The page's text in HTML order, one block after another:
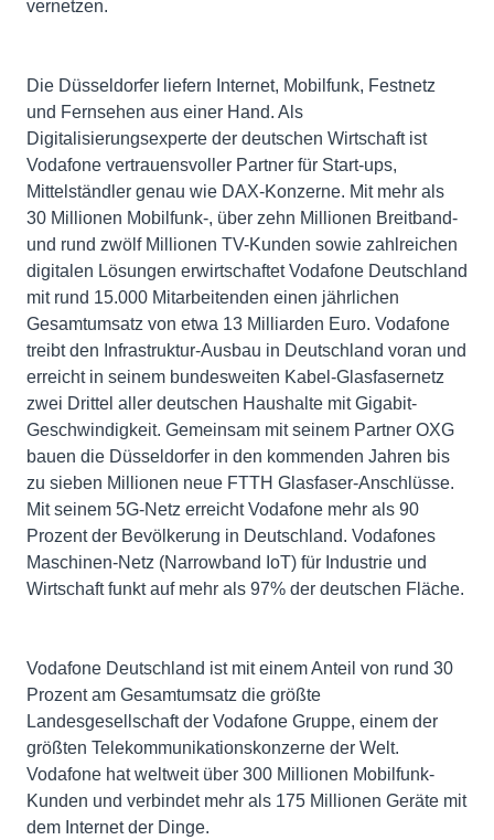
vernetzen.
Die Düsseldorfer liefern Internet, Mobilfunk, Festnetz
und Fernsehen aus einer Hand. Als
Digitalisierungsexperte der deutschen Wirtschaft ist
Vodafone vertrauensvoller Partner für Start-ups,
Mittelständler genau wie DAX-Konzerne. Mit mehr als
30 Millionen Mobilfunk-, über zehn Millionen Breitband-
und rund zwölf Millionen TV-Kunden sowie zahlreichen
digitalen Lösungen erwirtschaftet Vodafone Deutschland
mit rund 15.000 Mitarbeitenden einen jährlichen
Gesamtumsatz von etwa 13 Milliarden Euro. Vodafone
treibt den Infrastruktur-Ausbau in Deutschland voran und
erreicht in seinem bundesweiten Kabel-Glasfasernetz
zwei Drittel aller deutschen Haushalte mit Gigabit-
Geschwindigkeit. Gemeinsam mit seinem Partner OXG
bauen die Düsseldorfer in den kommenden Jahren bis
zu sieben Millionen neue FTTH Glasfaser-Anschlüsse.
Mit seinem 5G-Netz erreicht Vodafone mehr als 90
Prozent der Bevölkerung in Deutschland. Vodafones
Maschinen-Netz (Narrowband IoT) für Industrie und
Wirtschaft funkt auf mehr als 97% der deutschen Fläche.
Vodafone Deutschland ist mit einem Anteil von rund 30
Prozent am Gesamtumsatz die größte
Landesgesellschaft der Vodafone Gruppe, einem der
größten Telekommunikationskonzerne der Welt.
Vodafone hat weltweit über 300 Millionen Mobilfunk-
Kunden und verbindet mehr als 175 Millionen Geräte mit
dem Internet der Dinge.